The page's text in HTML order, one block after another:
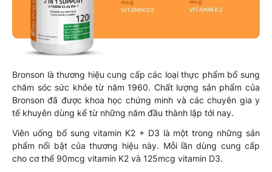
Bronson là thương hiệu cung cấp các loại thực phẩm bổ sung
chăm sóc sức khỏe từ năm 1960. Chất lượng sản phẩm của
Bronson đã được khoa học chứng minh và các chuyên gia y
tế khuyên dùng kể từ những năm đầu thành lập tới nay.
Viên uống bổ sung vitamin K2 + D3 là một trong những sản
phẩm nổi bật của thương hiệu này. Mỗi lần dùng cung cấp
cho cơ thể 90mcg vitamin K2 và 125mcg vitamin D3.